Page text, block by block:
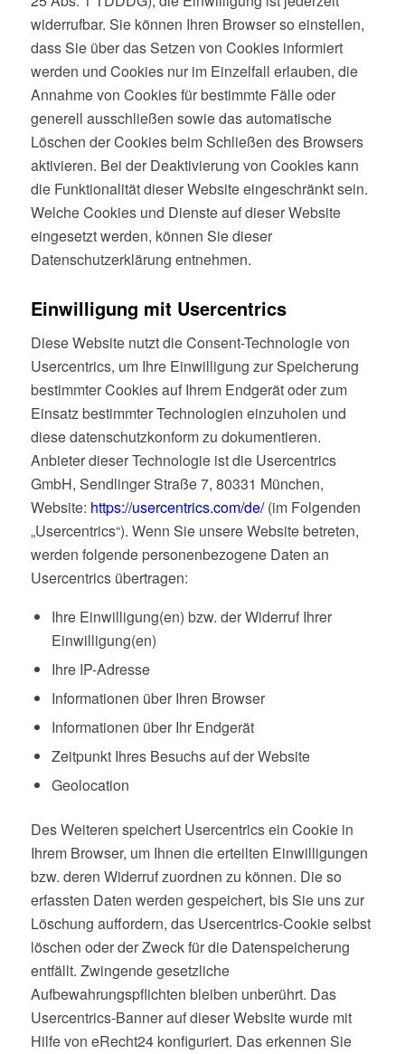
widerrufbar. Sie können Ihren Browser so einstellen,
dass Sie über das Setzen von Cookies informiert
werden und Cookies nur im Einzelfall erlauben, die
Annahme von Cookies für bestimmte Fälle oder
generell ausschließen sowie das automatische
Löschen der Cookies beim Schließen des Browsers
aktivieren. Bei der Deaktivierung von Cookies kann
die Funktionalität dieser Website eingeschränkt sein.
Welche Cookies und Dienste auf dieser Website
eingesetzt werden, können Sie dieser
Datenschutzerklärung entnehmen.
Einwilligung mit Usercentrics
Diese Website nutzt die Consent-Technologie von
Usercentrics, um Ihre Einwilligung zur Speicherung
bestimmter Cookies auf Ihrem Endgerät oder zum
Einsatz bestimmter Technologien einzuholen und
diese datenschutzkonform zu dokumentieren.
Anbieter dieser Technologie ist die Usercentrics
GmbH, Sendlinger Straße 7, 80331 München,
Website: https://usercentrics.com/de/(im Folgenden
„Usercentrics“). Wenn Sie unsere Website betreten,
werden folgende personenbezogene Daten an
Usercentrics übertragen:
Ihre Einwilligung(en) bzw. der Widerruf Ihrer
Einwilligung(en)
Ihre IP-Adresse
Informationen über Ihren Browser
Informationen über Ihr Endgerät
Zeitpunkt Ihres Besuchs auf der Website
Geolocation
Des Weiteren speichert Usercentrics ein Cookie in
Ihrem Browser, um Ihnen die erteilten Einwilligungen
bzw. deren Widerruf zuordnen zu können. Die so
erfassten Daten werden gespeichert, bis Sie uns zur
Löschung auffordern, das Usercentrics-Cookie selbst
löschen oder der Zweck für die Datenspeicherung
entfällt. Zwingende gesetzliche
Aufbewahrungspflichten bleiben unberührt. Das
Usercentrics-Banner auf dieser Website wurde mit
Hilfe von eRecht24 konfiguriert. Das erkennen Sie